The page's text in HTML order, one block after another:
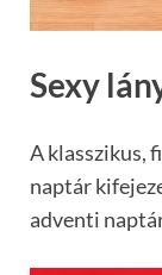
Sexy
A klasszikus,
naptár
adventi